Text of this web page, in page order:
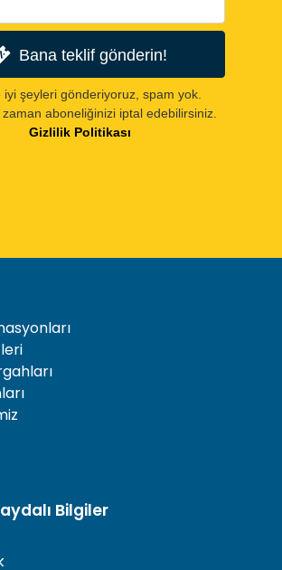
Bana teklif gönderin!
iyi şeyleri gönderiyoruz, spam yok.
aboneliğinizi iptal edebilirsiniz.
Gizlilik Politikası
Bilgiler